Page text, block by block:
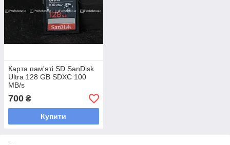
Карта пам'яті SD SanDisk
Ultra 128 GB SDXC 100
MB/s
700 ₴
Купити